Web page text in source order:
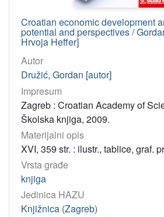
Croatian economic development
potential and perspectives /
Hrvoja Heffer]
Autor
Družić, Gordan [autor]
Impresum
Zagreb : Croatian Academy of
Školska knjiga, 2009.
Materijalni opis
XVI, 359 str. : ilustr., tablice, graf.
Vrsta građe
knjiga
Jedinica HAZU
Knjižnica (Zagreb)